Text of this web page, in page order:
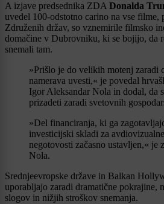
A izjave predsednika ZDA Donalda
uvedel 100-odstotno carino na vse filme,
Združenih držav, so vznemirile filmsko
domačine v Dubrovniku, ki se bojijo, da
snemali tam.
»Prišlo je do velikih motenj zaradi
namerava uvesti,« je povedal
Igor Aleksandar Nola in dodal, da
prizadeti zaradi svetovnih
»Del financiranja, ki ga
investicijski skladi za
negotovosti začasno ustavljen,« je
Nola.
Srednjeevropske države in Balkan
uporabljajo zaradi dramatične pokrajine,
slogov in nižjih stroškov snemanja.